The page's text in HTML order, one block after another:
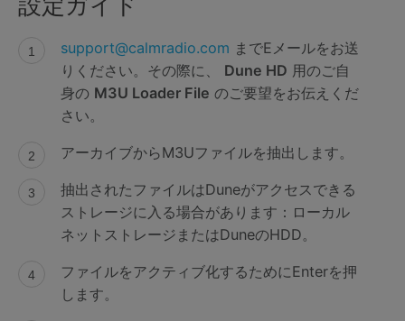
support@calmradio.com までEメールをお送
りください。その際に、 Dune HD 用のご自
身の M3U Loader File のご要望をお伝えくだ
さい。
アーカイブからM3Uファイルを抽出します。
抽出されたファイルはDuneがアクセスできる
ストレージに入る場合があります：ローカル
ネットストレージまたはDuneのHDD。
ファイルをアクティブ化するためにEnterを押
します。